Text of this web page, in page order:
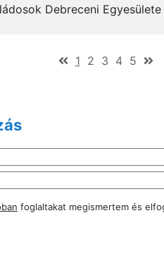
Debreceni
1(current)
2 3 4 5
foglaltakat megismertem és